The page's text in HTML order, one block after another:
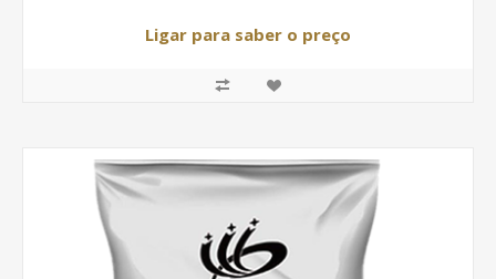
Ligar para saber o preço